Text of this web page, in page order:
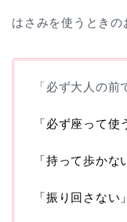
はさみを使うときの
「必ず大人の前
「必ず座って使
「持って歩かな
「振り回さない」